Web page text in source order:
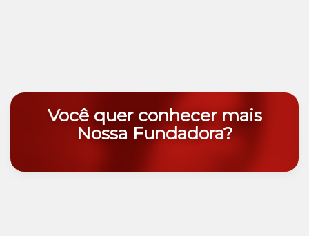
Você quer conhecer mais
Nossa Fundadora?